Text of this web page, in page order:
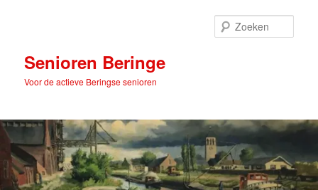
inhoudSenioren Beringe
Voor de actieve Beringse senioren